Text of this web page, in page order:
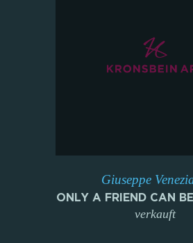
Giuseppe
ONLY A FRIEND CAN
verkauft